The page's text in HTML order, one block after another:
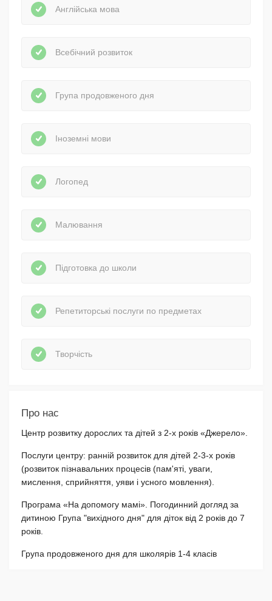
Англійська мова
Всебічний розвиток
Група продовженого дня
Іноземні мови
Логопед
Малювання
Підготовка до школи
Репетиторські послуги по предметах
Творчість
Про нас
Центр розвитку дорослих та дітей з 2-х років «Джерело».
Послуги центру: ранній розвиток для дітей 2-3-х років
(розвиток пізнавальних процесів (пам'яті, уваги,
мислення, сприйняття, уяви і усного мовлення).
Програма «На допомогу мамі». Погодинний догляд за
дитиною Група "вихідного дня" для діток від 2 років до 7
років.
Група продовженого дня для школярів 1-4 класів